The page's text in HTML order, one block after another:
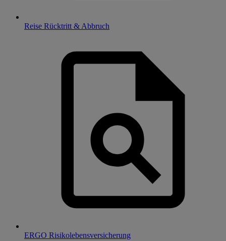
Reise Rücktritt & Abbruch
ERGO Risikolebensversicherung